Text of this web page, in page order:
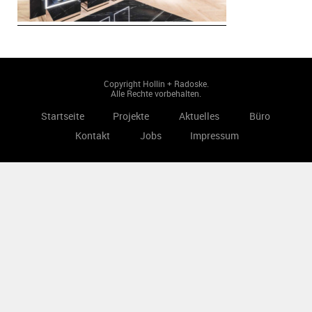
Copyright Hollin + Radoske.
Alle Rechte vorbehalten.
Startseite Projekte Aktuelles
Büro
Kontakt
Jobs Impressum